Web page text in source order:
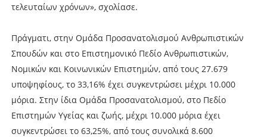
τελευταίων χρόνων», σχολίασε.
Πράγματι, στην Ομάδα Προσανατολισμού Ανθρωπιστικών
Σπουδών και στο Επιστημονικό Πεδίο Ανθρωπιστικών,
Νομικών και Κοινωνικών Επιστημών, από τους 27.679
υποψηφίους, το 33,16% έχει συγκεντρώσει μέχρι 10.000
μόρια. Στην ίδια Ομάδα Προσανατολισμού, στο Πεδίο
Επιστημών Υγείας και ζωής, μέχρι 10.000 μόρια έχει
συγκεντρώσει το 63,25%, από τους συνολικά 8.600